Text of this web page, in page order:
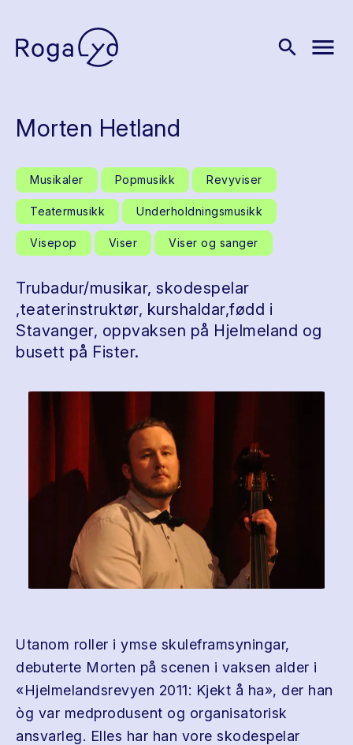
search menu
Morten Hetland
Musikaler Popmusikk Revyviser
Teatermusikk Underholdningsmusikk
Visepop Viser Viser og sanger
Trubadur/musikar, skodespelar
,teaterinstruktør, kurshaldar,fødd i
Stavanger, oppvaksen på Hjelmeland og
busett på Fister.
Utanom roller i ymse skuleframsyningar,
debuterte Morten på scenen i vaksen alder i
«Hjelmelandsrevyen 2011: Kjekt å ha», der han
òg var medprodusent og organisatorisk
ansvarleg. Elles har han vore skodespelar